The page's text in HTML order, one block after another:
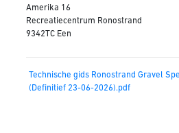
Amerika 16
Recreatiecentrum Ronostrand
9342TC Een
Technische gids Ronostrand Gravel
(Definitief 23-06-2026).pdf